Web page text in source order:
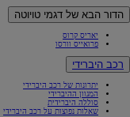
הדור הבא של דגמי טויוטה
יאריס קרוס
פרואייס וורסו
רכב היברידי
יתרונות של רכב היברידי
המגוון ההיברידי
סוללה היברידית
שאלות נפוצות על רכב היברידי